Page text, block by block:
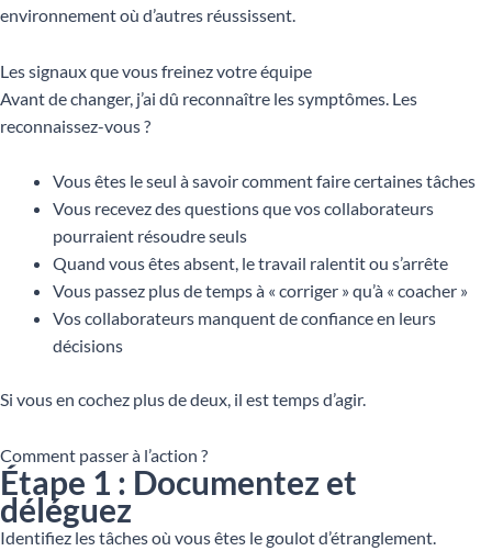
environnement où d’autres réussissent.
Les signaux que vous freinez votre équipe
Avant de changer, j’ai dû reconnaître les symptômes. Les
reconnaissez-vous ?
Vous êtes le seul à savoir comment faire certaines tâches
Vous recevez des questions que vos collaborateurs
pourraient résoudre seuls
Quand vous êtes absent, le travail ralentit ou s’arrête
Vous passez plus de temps à « corriger » qu’à « coacher »
Vos collaborateurs manquent de confiance en leurs
décisions
Si vous en cochez plus de deux, il est temps d’agir.
Comment passer à l’action ?
Étape 1 : Documentez et
déléguez
Identifiez les tâches où vous êtes le goulot d’étranglement.